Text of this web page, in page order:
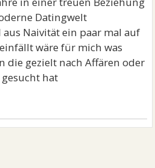
Datingwelt
Naivität ein paar mal auf
wäre für mich was
die gezielt nach Affären oder
hat